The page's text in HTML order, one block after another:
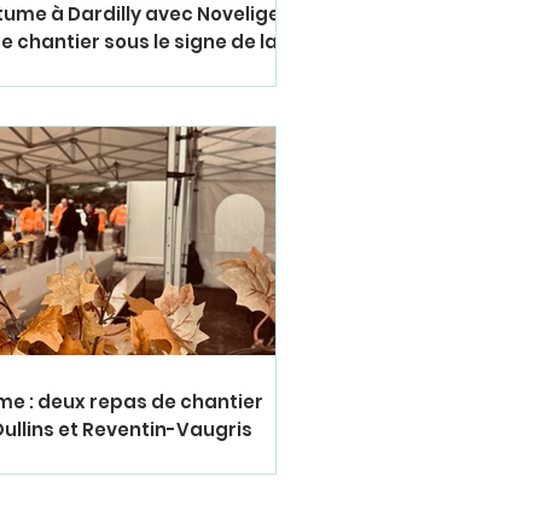
à Dardilly avec Novelige :
chantier sous le signe de la
: deux repas de chantier
et Reventin-Vaugris